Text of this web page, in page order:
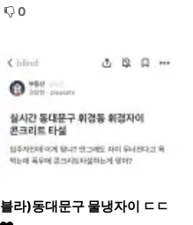
0
블라)동대문구 물냉자이 ㄷㄷ